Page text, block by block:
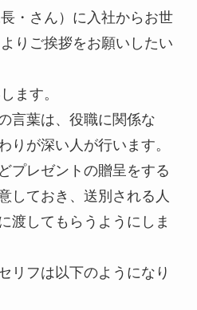
・さん）に入社からお世
りご挨拶をお願いしたい
ます。
言葉は、役職に関係な
りが深い人が行います。
プレゼントの贈呈をする
しておき、送別される人
渡してもらうようにしま
リフは以下のようになり